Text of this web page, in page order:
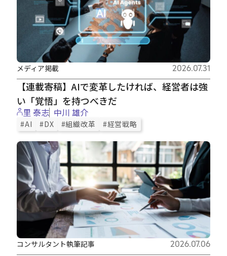
【連載寄稿】AIで変革したければ、経営者は強
い「覚悟」を持つべきだ
メディア掲載 2026.07.31
里 泰志 中川 雄介
#AI #DX #組織改革 #経営戦略
コンサルタント執筆記事 2026.07.06